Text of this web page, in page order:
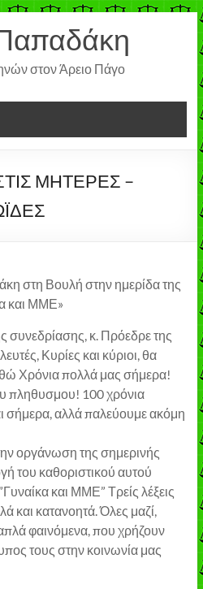
στον Άρειο Πάγο
ΜΗΤΕΡΕΣ –
στη Βουλή στην ημερίδα της
και ΜΜΕ»
συνεδρίασης, κ. Πρόεδρε της
Κυρίες και κύριοι, θα
Χρόνια πολλά μας σήμερα!
πληθυσμου! 100 χρόνια
αλλά παλεύουμε ακόμη
οργάνωση της σημερινής
του καθοριστικού αυτού
και ΜΜΕ” Τρείς λέξεις
και κατανοητά. Όλες μαζί,
φαινόμενα, που χρήζουν
τους στην κοινωνία μας